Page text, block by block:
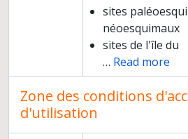
sites
néoesquimaux
sites de l'île du
… Read more
Zone des conditions
d'utilisation